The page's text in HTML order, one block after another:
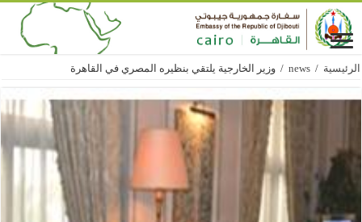
الرئيسية /
news
/ وزير الخارجية يلتقي بنظيره المصري في القاهرة